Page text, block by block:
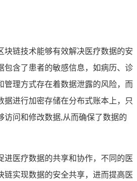
块链技术能够有效解决医疗数据的安
包含了患者的敏感信息，如病历、诊
管理方式存在着数据泄露的风险，而
据进行加密存储在分布式账本上，只
访问和修改数据,从而确保了数据的
进医疗数据的共享和协作，不同的医
链实现数据的安全共享，进而提高医